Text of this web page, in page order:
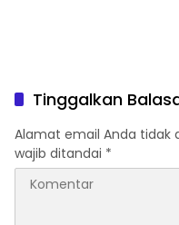
Tinggalkan
Alamat email Anda tidak
wajib ditandai *